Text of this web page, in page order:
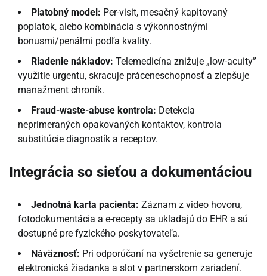
Platobný model: Per-visit, mesačný kapitovaný
poplatok, alebo kombinácia s výkonnostnými
bonusmi/penálmi podľa kvality.
Riadenie nákladov: Telemedicína znižuje „low-acuity”
využitie urgentu, skracuje práceneschopnosť a zlepšuje
manažment chroník.
Fraud-waste-abuse kontrola: Detekcia
neprimeraných opakovaných kontaktov, kontrola
substitúcie diagnostík a receptov.
Integrácia so sieťou a dokumentáciou
Jednotná karta pacienta: Záznam z video hovoru,
fotodokumentácia a e-recepty sa ukladajú do EHR a sú
dostupné pre fyzického poskytovateľa.
Náväznosť: Pri odporúčaní na vyšetrenie sa generuje
elektronická žiadanka a slot v partnerskom zariadení.